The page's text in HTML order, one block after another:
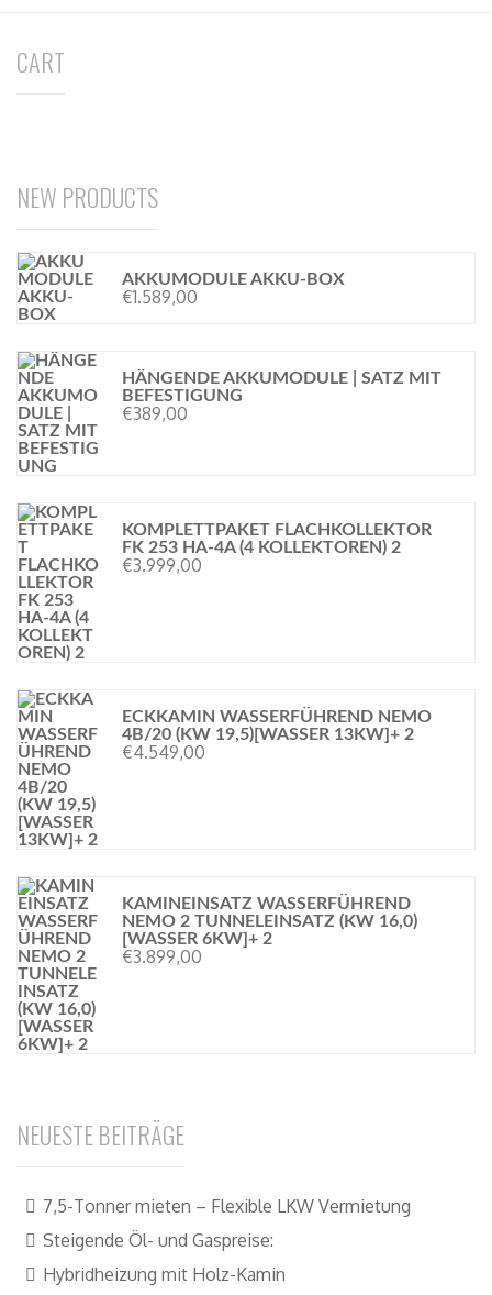
CART
NEW PRODUCTS
AKKUMODULE AKKU-BOX
€1.589,00
HÄNGENDE AKKUMODULE | SATZ MIT
BEFESTIGUNG
€389,00
KOMPLETTPAKET FLACHKOLLEKTOR
FK 253 HA-4A (4 KOLLEKTOREN) 2
€3.999,00
ECKKAMIN WASSERFÜHREND NEMO
4B/20 (KW 19,5)[WASSER 13KW]+ 2
€4.549,00
KAMINEINSATZ WASSERFÜHREND
NEMO 2 TUNNELEINSATZ (KW 16,0)
[WASSER 6KW]+ 2
€3.899,00
NEUESTE BEITRÄGE
7,5-Tonner mieten – Flexible LKW Vermietung
Steigende Öl- und Gaspreise:
Hybridheizung mit Holz-Kamin